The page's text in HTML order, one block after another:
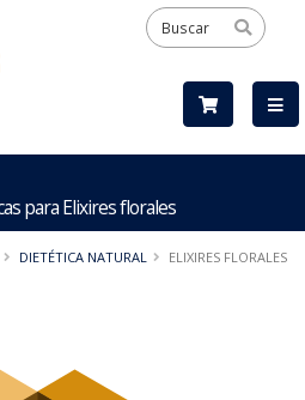
para Elixires florales
DIETÉTICA NATURAL ELIXIRES FLORALES